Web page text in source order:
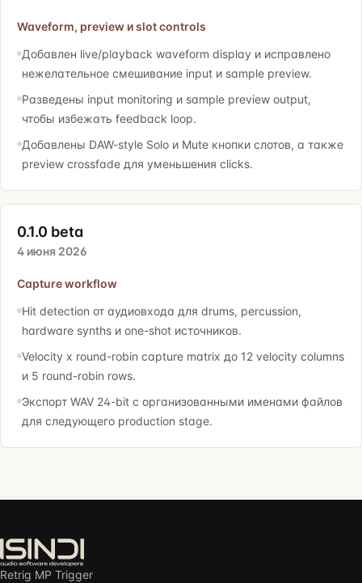
Waveform, preview и slot controls
Добавлен live/playback waveform display и исправлено
нежелательное смешивание input и sample preview.
Разведены input monitoring и sample preview output,
чтобы избежать feedback loop.
Добавлены DAW-style Solo и Mute кнопки слотов, а также
preview crossfade для уменьшения clicks.
0.1.0 beta
4 июня 2026
Capture workflow
Hit detection от аудиовхода для drums, percussion,
hardware synths и one-shot источников.
Velocity x round-robin capture matrix до 12 velocity columns
и 5 round-robin rows.
Экспорт WAV 24-bit с организованными именами файлов
для следующего production stage.
Retrig MP Trigger